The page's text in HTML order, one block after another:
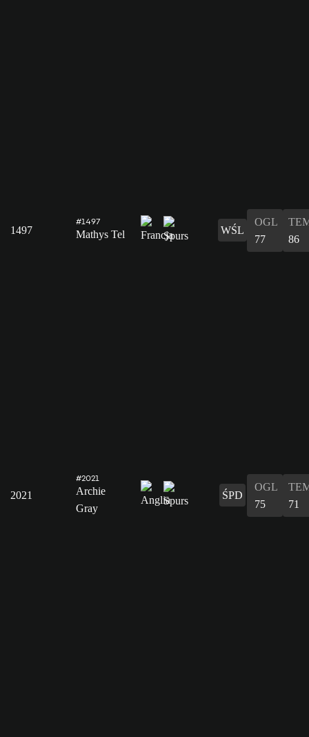
1497
#1497
Mathys Tel WŚL
OGL
77
86
2021
#2021
Archie
Gray
ŚPD
OGL
75
71